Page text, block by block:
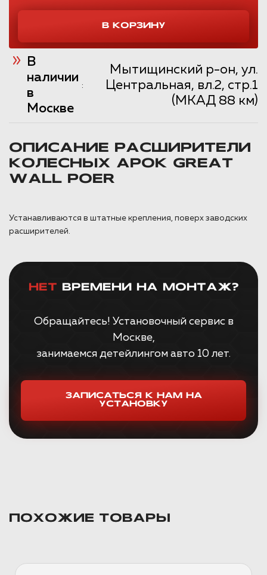
В
наличии
в
Москве
:
Мытищинский р-он, ул.
Центральная, вл.2, стр.1
(МКАД 88 км)
ОПИСАНИЕ РАСШИРИТЕЛИ
КОЛЕСНЫХ АРОК GREAT
WALL POER
Устанавливаются в штатные крепления, поверх заводских
расширителей.
НЕТ ВРЕМЕНИ НА МОНТАЖ?
Обращайтесь! Установочный сервис в
Москве,
занимаемся детейлингом авто 10 лет.
ЗАПИСАТЬСЯ К НАМ НА
УСТАНОВКУ
ПОХОЖИЕ ТОВАРЫ